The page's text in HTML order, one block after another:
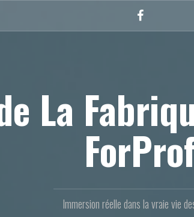
La
Immersion réelle dans la vraie vie